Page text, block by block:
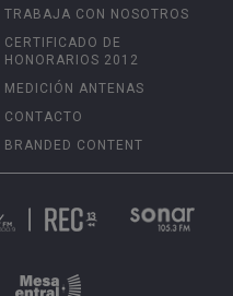
TRABAJA CON NOSOTROS
CERTIFICADO DE
HONORARIOS 2012
MEDICIÓN ANTENAS
CONTACTO
BRANDED CONTENT